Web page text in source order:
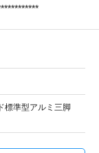
準型アルミ三脚